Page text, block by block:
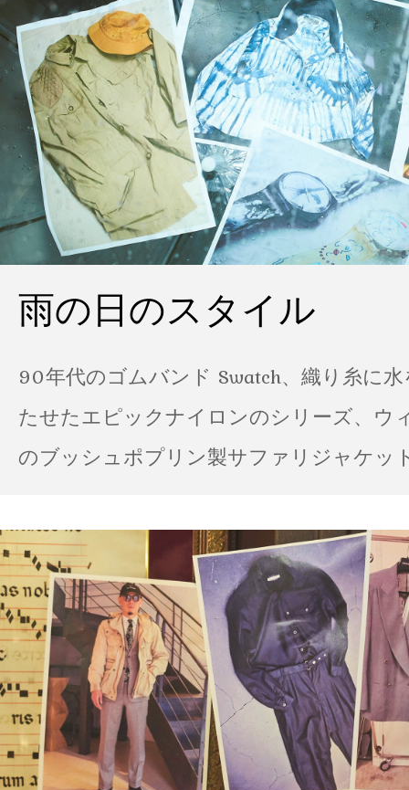
雨の日のスタイル
90年代のゴムバンド Swatch、織り糸に
たせたエピックナイロンのシリーズ、ウ
のブッシュポプリン製サファリジャケッ